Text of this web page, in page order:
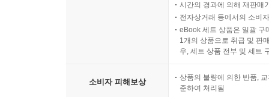
시간의 경과에 의해 재판매
전자상거래 등에서의 소비
eBook 세트 상품은 일괄 구
1개의 상품으로 취급 및 판
우, 세트 상품 전부 및 세트
소비자 피해보상
상품의 불량에 의한 반품,
준하여 처리됨